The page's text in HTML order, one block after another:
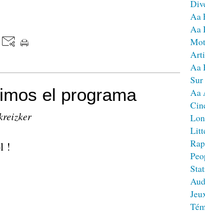
el programa
!
Aa
Aa
Aa
Aa